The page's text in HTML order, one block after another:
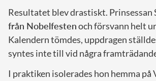
Resultatet blev drastiskt. Prinsessan
från Nobelfestenoch försvann helt
Kalendern tömdes, uppdragen
syntes inte till vid några
I praktiken isolerades hon hemma på